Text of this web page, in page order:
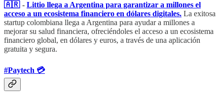
🇦🇷- Littio llega a Argentina para garantizar a millones el
acceso a un ecosistema financiero en dólares digitales. La exitosa
startup colombiana llega a Argentina para ayudar a millones a
mejorar su salud financiera, ofreciéndoles el acceso a un ecosistema
financiero global, en dólares y euros, a través de una aplicación
gratuita y segura.
#Paytech 💳